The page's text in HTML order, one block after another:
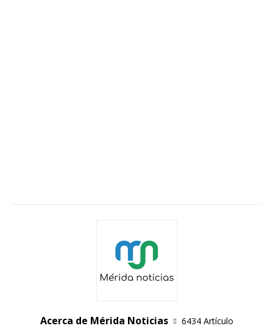
Acerca de Mérida Noticias
6434 Artículo